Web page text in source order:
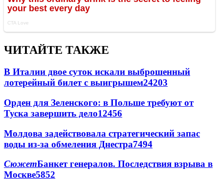
ЧИТАЙТЕ ТАКЖЕ
В Италии двое суток искали выброшенный
лотерейный билет с выигрышем24203
Орден для Зеленского: в Польше требуют от
Туска завершить дело12456
Молдова задействовала стратегический запас
воды из-за обмеления Днестра7494
СюжетБанкет генералов. Последствия взрыва в
Москве5852